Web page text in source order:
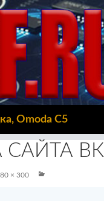
Omoda C5
САЙТА ВК
× 300